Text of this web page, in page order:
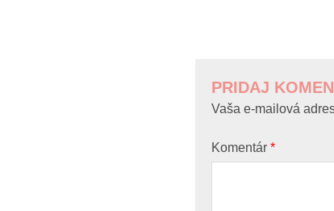
PRIDAJ
Vaša e-mailová
Komentár *